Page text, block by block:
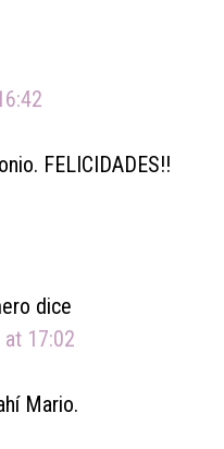
FELICIDADES!!
dice
17:02
Mario.